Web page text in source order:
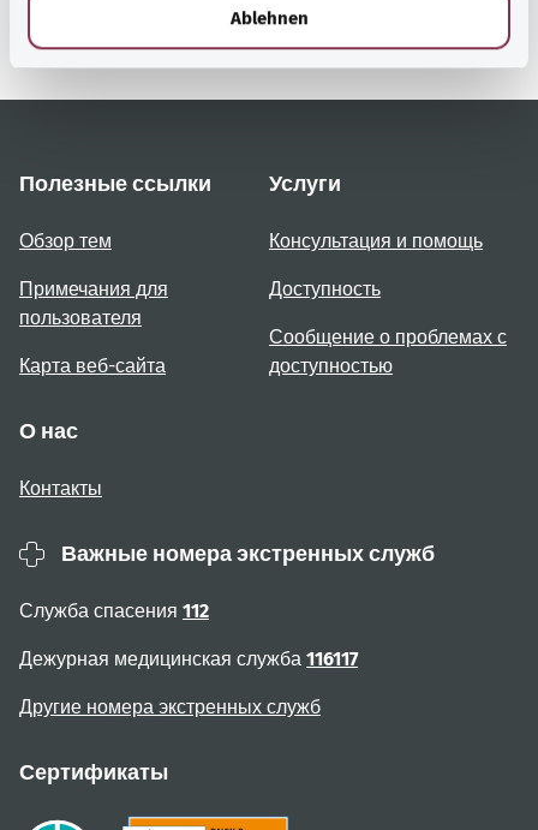
Ablehnenминистерство
Полезные ссылки
Обзор тем
Примечания для
пользователя
Карта веб-сайта
Услуги
Консультация и помощь
Доступность
Сообщение о проблемах с
доступностью
О нас
Контакты
Важные номера экстренных служб
Служба спасения 112
Дежурная медицинская служба 116117
Другие номера экстренных служб
Сертификаты